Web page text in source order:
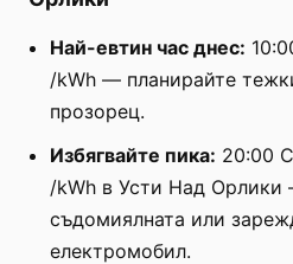
Най-евтин час днес:
/kWh — планирайте
прозорец.
Избягвайте пика: 20:00
/kWh в Усти Над Орлики
съдомиялната или
електромобил.